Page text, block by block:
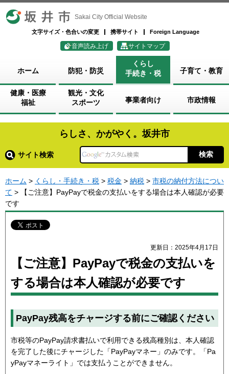
坂井市 Sakai City Official Website
文字サイズ・色合いの変更 携帯サイト Foreign Language
音声読み上げ サイトマップ
ホーム 防犯・防災
くらし
手続き・税
子育て・教育
健康・医療
福祉
観光・文化
スポーツ
事業者向け 市政情報
らしさ、かがやく。坂井市
サイト検索
ホーム > くらし・手続き・税 > 税金 > 納税 > 市税の納付方法につい
て > 【ご注意】PayPayで税金の支払いをする場合は本人確認が必要
です
更新日：2025年4月17日
【ご注意】PayPayで税金の支払いを
する場合は本人確認が必要です
PayPay残高をチャージする前にご確認ください
市税等のPayPay請求書払いで利用できる残高種別は、本人確認
を完了した後にチャージした「PayPayマネー」のみです。「Pa
yPayマネーライト」では支払うことができません。